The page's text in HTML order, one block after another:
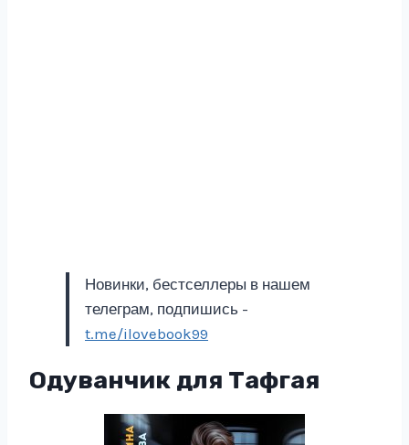
Новинки, бестселлеры в нашем
телеграм, подпишись -
t.me/ilovebook99
Одуванчик для Тафгая